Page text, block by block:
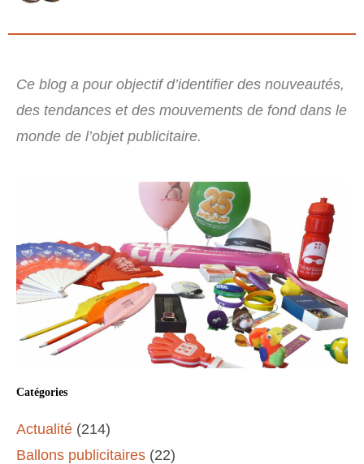
Ce blog a pour objectif d’identifier des nouveautés,
des tendances et des mouvements de fond dans le
monde de l’objet publicitaire.
Catégories
Actualité (214)
Ballons publicitaires (22)